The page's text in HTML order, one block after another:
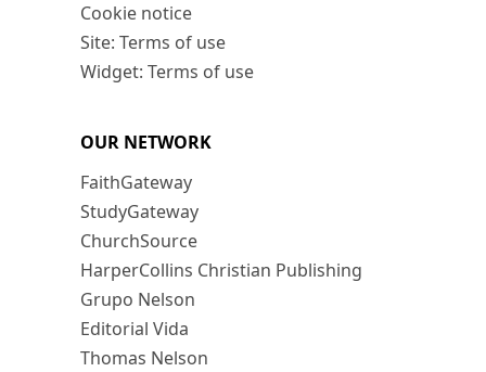
Cookie notice
Site: Terms of use
Widget: Terms of use
OUR NETWORK
FaithGateway
StudyGateway
ChurchSource
HarperCollins Christian Publishing
Grupo Nelson
Editorial Vida
Thomas Nelson